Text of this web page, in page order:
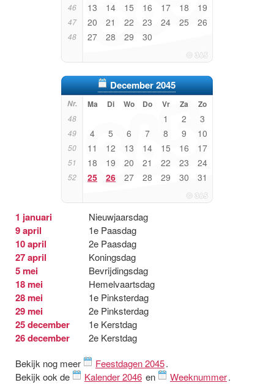
46 13 14 15 16 17 18 19
47 20 21 22 23 24 25 26
48 27 28 29 30
December 2045
Nr. Ma Di Wo Do Vr Za Zo
48 1 2 3
49 4 5 6 7 8 9 10
50 11 12 13 14 15 16 17
51 18 19 20 21 22 23 24
52 25 26 27 28 29 30 31
1 januari Nieuwjaarsdag
9 april 1e Paasdag
10 april 2e Paasdag
27 april Koningsdag
5 mei Bevrijdingsdag
18 mei Hemelvaartsdag
28 mei 1e Pinksterdag
29 mei 2e Pinksterdag
25 december 1e Kerstdag
26 december
2e Kerstdag
Bekijk nog meer
Feestdagen 2045.
Bekijk ook de
Kalender 2046 en Weeknummer.